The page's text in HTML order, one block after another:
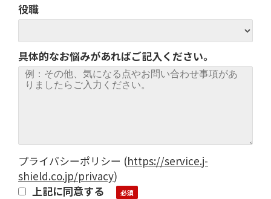
役職
具体的なお悩みがあればご記入ください。
プライバシーポリシー (https://service.j-
shield.co.jp/privacy)
上記に同意する